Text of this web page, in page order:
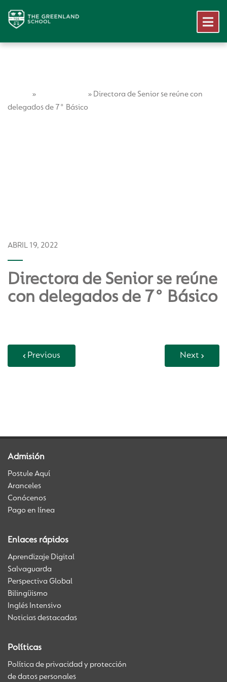
» » Directora de Senior se reúne con
delegados de 7° Básico
ABRIL 19, 2022
Directora de Senior se reúne
con delegados de 7° Básico
Previous Next
Admisión
Postule Aquí
Aranceles
Conócenos
Pago en línea
Enlaces rápidos
Aprendizaje Digital
Salvaguarda
Perspectiva Global
Bilingüismo
Inglés Intensivo
Noticias destacadas
Políticas
Política de privacidad y protección
de datos personales